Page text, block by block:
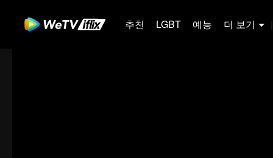
추천 LGBT 예능 더 보기 |